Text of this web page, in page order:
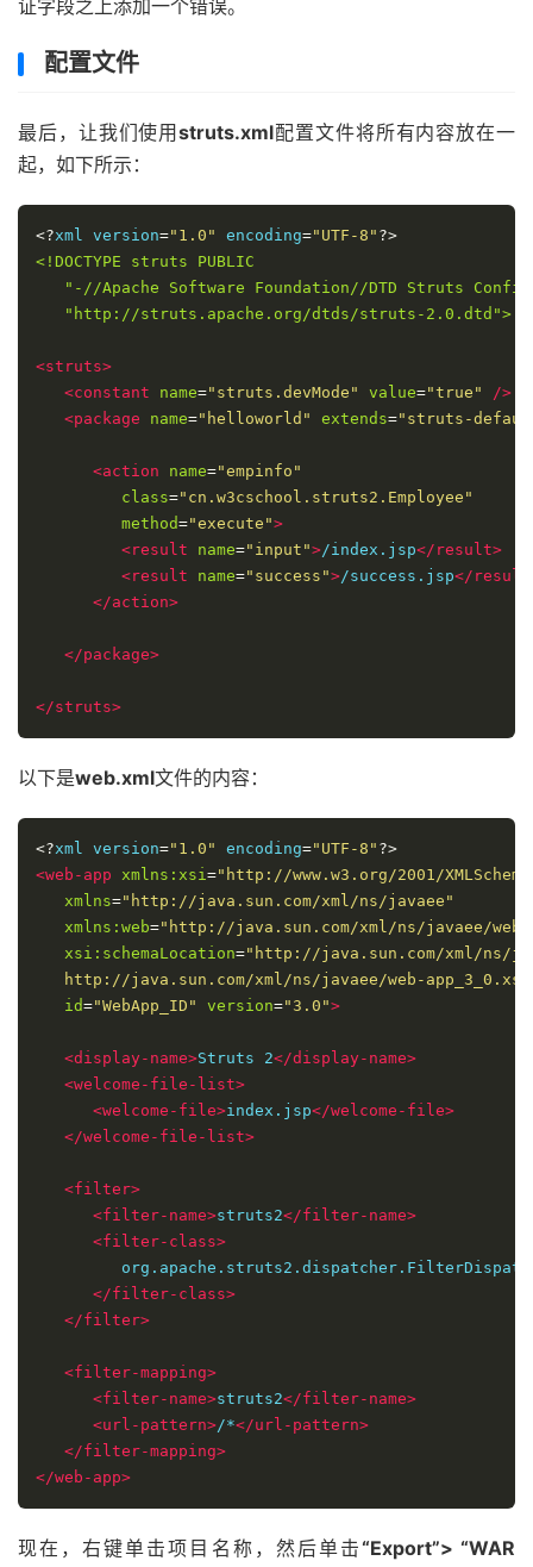
证字段之上添加一个错误。
配置文件
最后，让我们使用struts.xml配置文件将所有内容放在一
起，如下所示：
<?xml version="1.0" encoding="UTF-8" ?>
<!DOCTYPE struts PUBLIC
"-//Apache Software Foundation//DTD Struts
   "http://struts.apache.org/dtds/struts-2.0.dtd">
<struts>
<constant
name="struts.devMode" value="true"
/>
<package
name="helloworld" extends="struts-
<action name="empinfo"
class="cn.w3cschool.struts2.Employee"
method="execute">
<result
name="input">/index.jsp</result>
<result
name="success">/success.jsp</
</action>
</package>
</struts>
以下是web.xml文件的内容：
<?xml version="1.0" encoding="UTF-8" ?>
<web-app xmlns:xsi="http://www.w3.org/2001/
xmlns="http://java.sun.com/xml/ns/javaee"
xmlns:web="http://java.sun.com/xml/ns/javaee/web-
xsi:schemaLocation="http://java.sun.com/xml/ns/
http://java.sun.com/xml/ns/javaee/web-
id="WebApp_ID" version="3.0">
<display-name>Struts 2</display-name>
<welcome-file-list>
<welcome-file>index.jsp</welcome-file>
</welcome-file-list>
<filter>
<filter-name>struts2</filter-name>
<filter-class>
</filter-class>
</filter>
<filter-mapping>
<filter-name>struts2</filter-name>
<url-pattern>/*</url-pattern>
</filter-mapping>
</web-app>
现在，右键单击项目名称，然后单击“Export”> “WAR